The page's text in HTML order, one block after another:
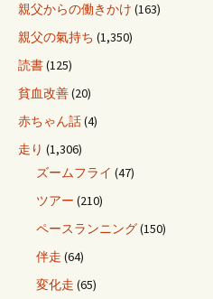
親父からの働きかけ (163)
親父の氣持ち (1,350)
読書(125)
貧血改善(20)
赤ちゃん話(4)
走り (1,306)
ズームフライ (47)
ツアー (210)
ペースランニング(150)
伴走 (64)
変化走 (65)